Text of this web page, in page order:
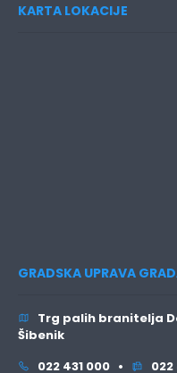
KARTA LOKACIJE
GRADSKA UPRAVA
Trg palih branitelja
Šibenik
022 431 000 •
022